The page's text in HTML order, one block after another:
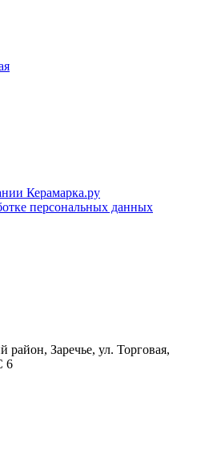
Керамарка.ру
персональных данных
Заречье, ул. Торговая,
6